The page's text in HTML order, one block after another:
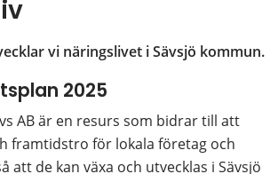
vi näringslivet i Sävsjö kommun.
2025
AB är en resurs som bidrar till att
framtidstro för lokala företag och
att de kan växa och utvecklas i Sävsjö